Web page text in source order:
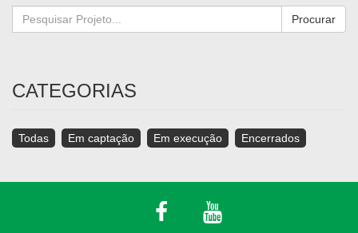
Procurar
CATEGORIAS
Todas Em captação Em execução Encerrados